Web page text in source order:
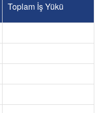
Toplam İş Yükü